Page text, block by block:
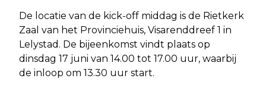
De locatie van de kick-off middag is de Rietkerk
Zaal van het Provinciehuis, Visarenddreef 1 in
Lelystad. De bijeenkomst vindt plaats op
dinsdag 17 juni van 14.00 tot 17.00 uur, waarbij
de inloop om 13.30 uur start.